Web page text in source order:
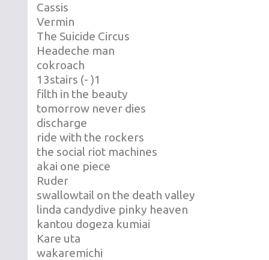
Cassis
Vermin
The Suicide Circus
Headeche man
cokroach
13stairs (- )1
filth in the beauty
tomorrow never dies
discharge
ride with the rockers
the social riot machines
akai one piece
Ruder
swallowtail on the death valley
linda candydive pinky heaven
kantou dogeza kumiai
Kare uta
wakaremichi